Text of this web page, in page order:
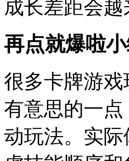
成长差距会
再点就爆啦
很多卡牌游
有意思的一
动玩法。实